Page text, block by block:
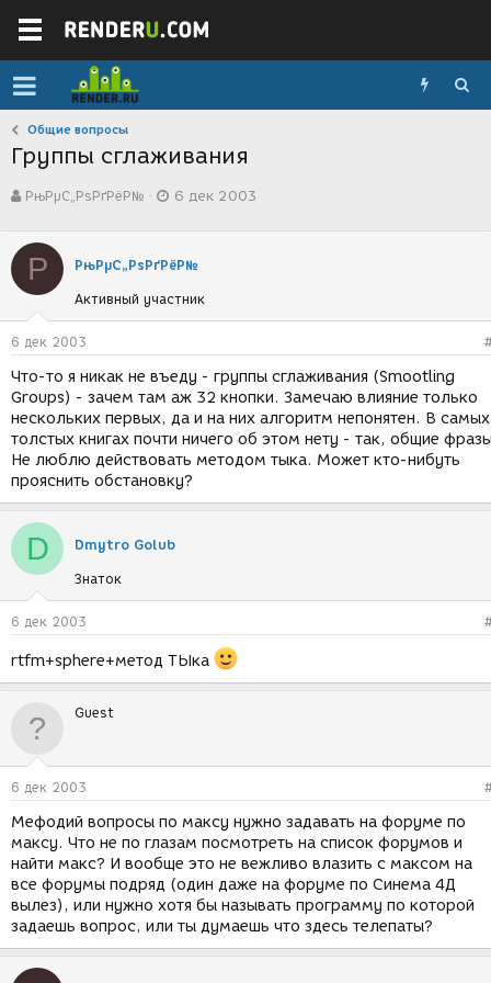
Общие вопросы
Группы сглаживания
в
о
р
т
е
м
ы
РњРµС„РѕРґРёР№
а
с
з
д
и
я
6 дек 2003
Р РњРµС„РѕРґРёР№
Активный участник
6 дек 2003
Что-то я никак не въеду - группы сглаживания (Smootling
Groups) - зачем там аж 32 кнопки. Замечаю влияние только
нескольких первых, да и на них алгоритм непонятен. В самых
толстых книгах почти ничего об этом нету - так, общие
Не люблю действовать методом тыка. Может кто-нибуть
прояснить обстановку?
D Dmytro Golub
Знаток
6 дек 2003
rtfm+sphere+метод ТЫка
Guest
6 дек 2003
Мефодий вопросы по максу нужно задавать на форуме по
максу. Что не по глазам посмотреть на список форумов и
найти макс? И вообще это не вежливо влазить с максом на
все форумы подряд (один даже на форуме по Синема 4Д
вылез), или нужно хотя бы называть программу по которой
задаешь вопрос, или ты думаешь что здесь телепаты?